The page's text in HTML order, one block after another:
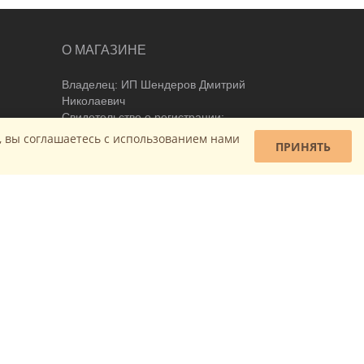
О МАГАЗИНЕ
Владелец: ИП Шендеров Дмитрий
Николаевич
Свидетельство о регистрации:
191198536 выд. 17 июня 2009 Минским
Дата регистрации в торговом реестре
соглашаетесь c использованием нами
ПРИНЯТЬ